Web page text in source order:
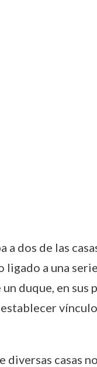
a dos de las
ligado a una
duque, en sus
casas